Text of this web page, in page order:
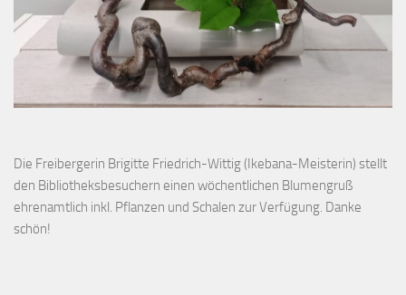
Die Freibergerin Brigitte Friedrich-Wittig (Ikebana-Meisterin) stellt
den Bibliotheksbesuchern einen wöchentlichen Blumengruß
ehrenamtlich inkl. Pflanzen und Schalen zur Verfügung. Danke
schön!